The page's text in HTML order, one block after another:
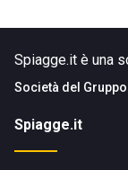
Spiagge.it è una
Società del
Spiagge.it